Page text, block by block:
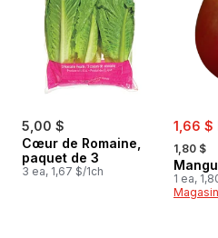
5,00 $
Cœur de Romaine,
paquet de 3
3 ea, 1,67 $/1ch
sale:
1,66 $
,
1,80 $
1 ea,